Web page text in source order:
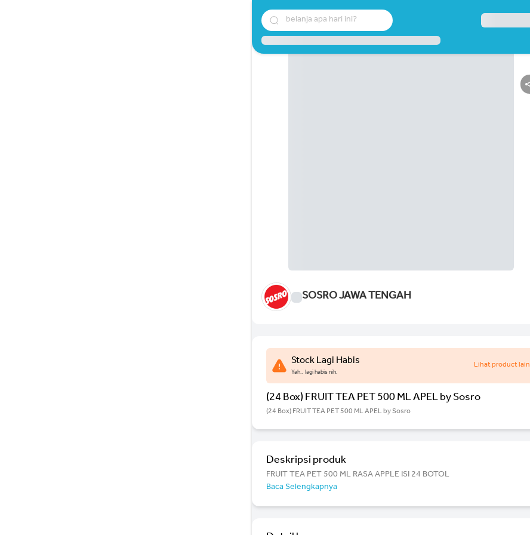
belanja apa hari ini?
SOSRO JAWA TENGAH
Stock Lagi Habis
Yah.. lagi habis nih.
Lihat product lain
(24 Box) FRUIT TEA PET 500 ML APEL by Sosro
(24 Box) FRUIT TEA PET 500 ML APEL by Sosro
Deskripsi produk
FRUIT TEA PET 500 ML RASA APPLE ISI 24 BOTOL
Baca Selengkapnya